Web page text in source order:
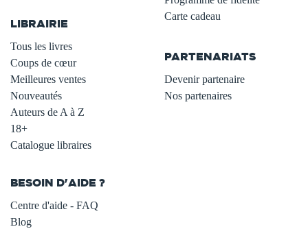
LIBRAIRIE
Tous les livres
Coups de cœur
Meilleures ventes
Nouveautés
Auteurs de A à Z
18+
Catalogue libraires
Carte cadeau
PARTENARIATS
Devenir partenaire
Nos partenaires
BESOIN D'AIDE ?
Centre d'aide - FAQ
Blog